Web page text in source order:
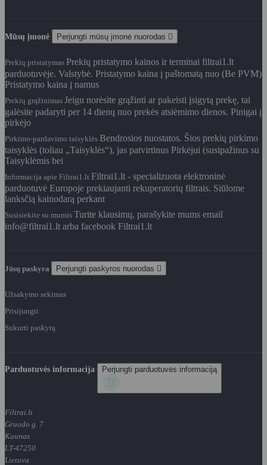
Mūsų įmonė Perjungti mūsų įmonė nuorodas 
Prekių pristatymas Prekių pristatymo kainos ir terminai filtrai1.lt
parduotuvėje. Valstybė. Pristatymo kaina į paštomatą nuo (Be PVM)
Pristatymo kaina į namus
Prekių grąžinimas Jeigu norėsite grąžinti ar pakeisti įsigytą prekę, tai
galėsite padaryti per 14 dienų nuo prekės atsiėmimo dienos. Pinigai į
pirkėjo
Pirkimo-pardavimo taisyklės Bendrosios nuostatos. Šios prekių pirkimo
taisyklės (toliau „Taisyklės“), jas patvirtinus Pirkėjui (susipažinus su
Taisyklėmis bei
Informacija apie Filtrai1.lt Filtrai1.lt - specializuota elektroninė
parduotuvė Europoje prekiaujanti rekuperatorių filtrais. Siūlome
lanksčią kainodarą perkant
Susisiekite su mumis Turite klausimų, parašykite mums email
info@filtrai1.lt arba facebook Filtrai1.lt
Jūsų paskyra Perjungti paskyros nuorodas 
Užsakymo sekimas
Prisijungti
Sukurti paskyrą
Parduotuvės informacija Perjungti parduotuvės informaciją

Filtrai.lt
Gruodo g. 7
Kaunas
LT-47250
Lietuva